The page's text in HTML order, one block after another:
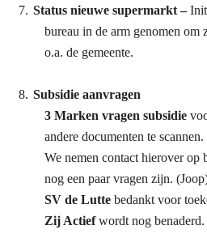
Status nieuwe supermarkt –
bureau in de arm genomen om
o.a. de gemeente.
Subsidie aanvragen
3 Marken vragen subsidie
andere documenten te scannen.
We nemen contact hierover op
nog een paar vragen zijn.
SV de Lutte bedankt voor
Zij Actiefwordt nog